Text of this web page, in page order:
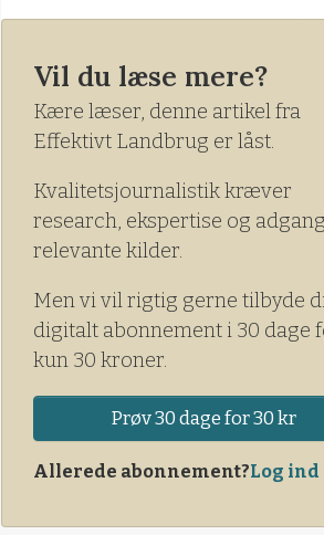
Ved et bestyrelsesmøde sidst
så grønt lys til atter at tage
Vil du læse mere?
Kære læser, denne artikel fra
Effektivt Landbrug er låst.
Kvalitetsjournalistik kræver
research, ekspertise og
relevante kilder.
Men vi vil rigtig gerne tilbyde
digitalt abonnement i 30 dage
kun 30 kroner.
Prøv 30 dage for 30 kr
Allerede abonnement?Log ind